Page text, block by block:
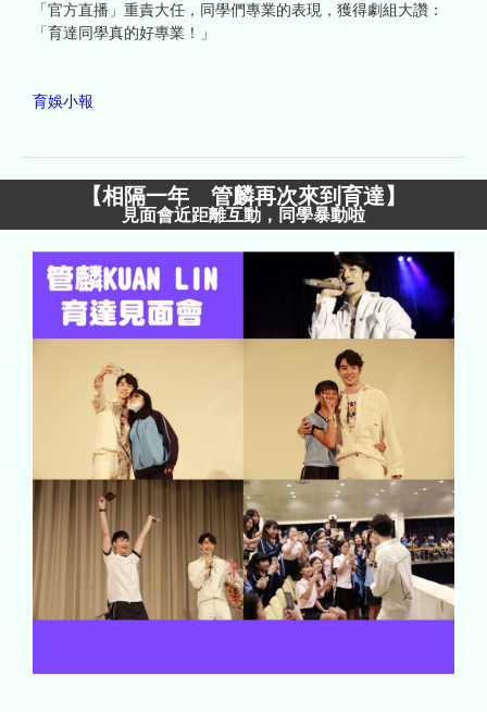
「官方直播」重責大任，同學們專業的表現，獲得劇組大讚：
「育達同學真的好專業！」
育娛小報
【相隔一年 管麟再次來到育達】
見面會近距離互動，同學暴動啦